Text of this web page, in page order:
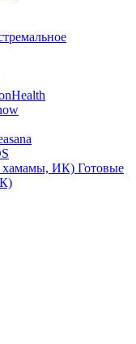
Готовые